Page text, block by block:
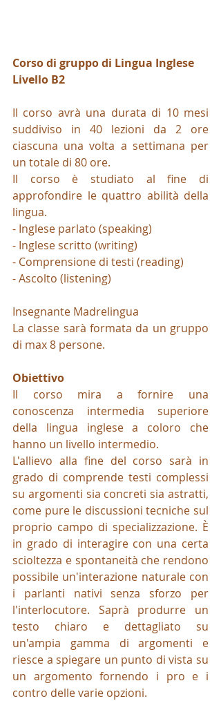
Corso di gruppo di Lingua Inglese
Livello B2
Il corso avrà una durata di 10 mesi
suddiviso in 40 lezioni da 2 ore
ciascuna una volta a settimana per
un totale di 80 ore.
Il corso è studiato al fine di
approfondire le quattro abilità della
lingua.
- Inglese parlato (speaking)
- Inglese scritto (writing)
- Comprensione di testi (reading)
- Ascolto (listening)
Insegnante Madrelingua
La classe sarà formata da un gruppo
di max 8 persone.
Obiettivo
Il corso mira a fornire una
conoscenza intermedia superiore
della lingua inglese a coloro che
hanno un livello intermedio.
L'allievo alla fine del corso sarà in
grado di comprende testi complessi
su argomenti sia concreti sia astratti,
come pure le discussioni tecniche sul
proprio campo di specializzazione. È
in grado di interagire con una certa
scioltezza e spontaneità che rendono
possibile un'interazione naturale con
i parlanti nativi senza sforzo per
l'interlocutore. Saprà produrre un
testo chiaro e dettagliato su
un'ampia gamma di argomenti e
riesce a spiegare un punto di vista su
un argomento fornendo i pro e i
contro delle varie opzioni.